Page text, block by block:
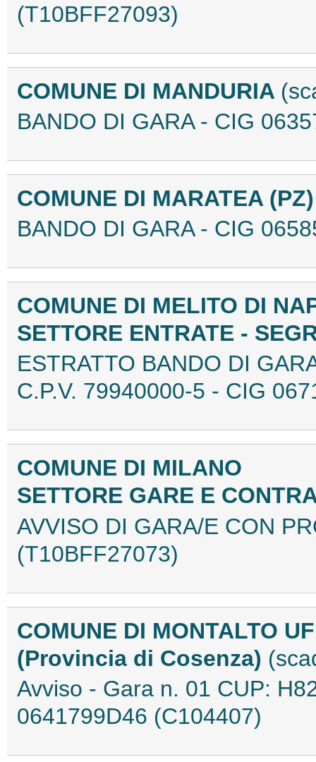
(T10BFF27093)
COMUNE DI MANDURIA
BANDO DI GARA - CIG
COMUNE DI MARATEA
BANDO DI GARA - CIG
COMUNE DI MELITO DI
SETTORE ENTRATE -
ESTRATTO BANDO DI
C.P.V. 79940000-5 - CIG
COMUNE DI MILANO
SETTORE GARE E
AVVISO DI GARA/E CON
(T10BFF27073)
COMUNE DI MONTALTO
(Provincia di Cosenza)
Avviso - Gara n. 01 CUP:
0641799D46 (C104407)